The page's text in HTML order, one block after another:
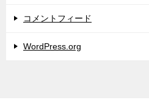
コメントフィード
WordPress.org